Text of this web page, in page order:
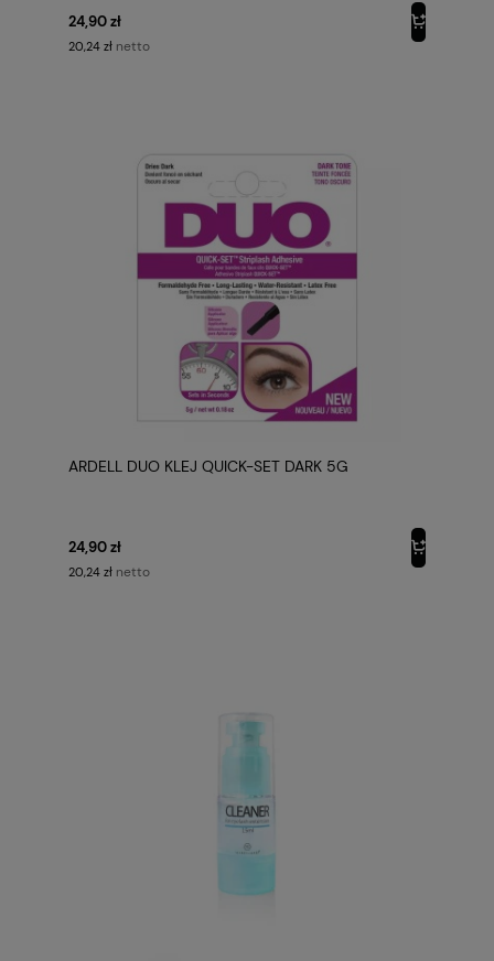
24,90 zł
20,24 zł netto
ARDELL DUO KLEJ QUICK-SET DARK 5G
24,90 zł
20,24 zł netto